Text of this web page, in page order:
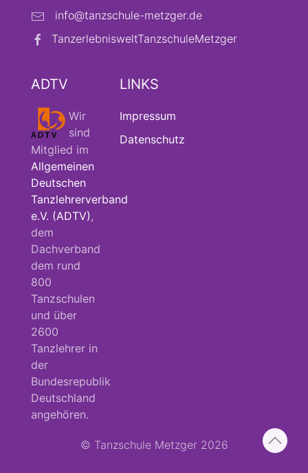
info@tanzschule-metzger.de
TanzerlebnisweltTanzschuleMetzger
ADTV
Wir
sind
Mitglied im
Allgemeinen
Deutschen
Tanzlehrerverband
e.V. (ADTV),
dem
Dachverband
dem rund
800
Tanzschulen
und über
2600
Tanzlehrer in
der
Bundesrepublik
Deutschland
angehören.
LINKS
Impressum
Datenschutz
© Tanzschule Metzger 2026